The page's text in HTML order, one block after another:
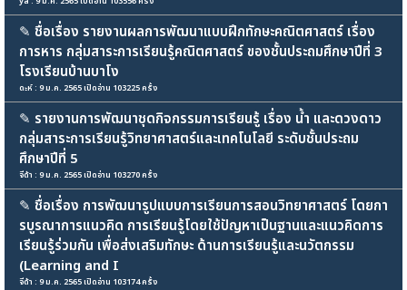
✎ ชื่อเรื่อง รายงานผลการพัฒนาแบบฝึกทักษะคณิตศาสตร์ เรื่อง
การหาร กลุ่มสาระการเรียนรู้คณิตศาสตร์ ของชั้นประถมศึกษาปีที่ 3
โรงเรียนบ้านบาโง
ดะห์ : 9 ม.ค. 2565 เปิดอ่าน 103225 ครั้ง
✎ รายงานการพัฒนาชุดกิจกรรมการเรียนรู้ เรื่อง น้ำ และดวงดาว
กลุ่มสาระการเรียนรู้วิทยาศาสตร์และเทคโนโลยี ระดับชั้นประถม
ศึกษาปีที่ 5
จีด้า : 9 ม.ค. 2565 เปิดอ่าน 103270 ครั้ง
✎ ชื่อเรื่อง การพัฒนารูปแบบการเรียนการสอนวิทยาศาสตร์ โดยกา
รบูรณาการแนวคิด การเรียนรู้โดยใช้ปัญหาเป็นฐานและแนวคิดการ
เรียนรู้ร่วมกัน เพื่อส่งเสริมทักษะ ด้านการเรียนรู้และนวัตกรรม
(Learning and I
จีด้า : 9 ม.ค. 2565 เปิดอ่าน 103174 ครั้ง